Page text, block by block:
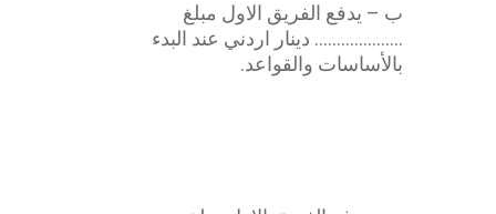
ب – يدفع الفريق الاول مبلغ
……………….. دينار اردني عند البدء
بالأساسات والقواعد.